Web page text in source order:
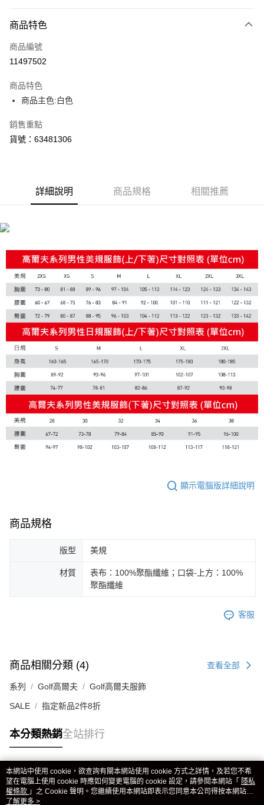
付款後全家取貨
每筆NT$100，滿NT$1,800(含以上)免運費
付款後7-11取貨
每筆NT$100，滿NT$1,800(含以上)免運費
宅配(離島恕不配送)
宅配貨到付款(離島恕不配送)
商品特色
商品編號
11497502
商品特色
商品主色:白色
銷售重點
貨號：63481306
詳細說明 商品規格 相關推薦
顯示電腦版詳細說明
商品規格
版型 美規
材質
表布：100%聚酯纖維；口袋-上方：100%
聚酯纖維
客服
商品相關分類 (4) 查看全部
系列 Golf高爾夫 Golf高爾夫服飾
SALE 指定新品2件8折
本分類熱銷全站排行
熱門標籤
本網站中使用 cookie，欲查詢有關本網站使用 cookie 方式之詳情，及若您不希
望在電腦上使用 cookie 時應如何變更電腦的 cookie 設定，請參閱本網站「 隱私
權條款 」之 Cookie 聲明。您繼續使用本網站即表示您同意本公司得按本網站使
用條款之 Cookie 聲明使用 cookie。
了解更多 >